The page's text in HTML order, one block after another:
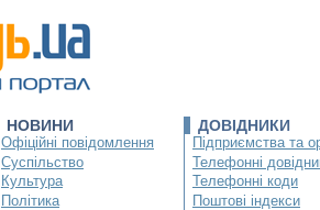
НОВИНИ
Офіційні повідомлення
Суспільство
Культура
Політика
ДОВІДНИКИ
Підприємства та
Телефонні
Телефонні коди
Поштові індекси